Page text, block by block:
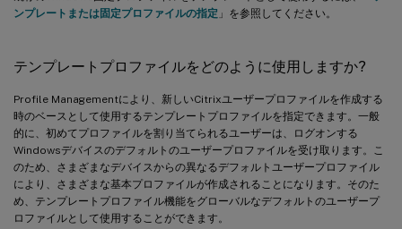
ンプレートまたは固定プロファイルの指定 」を参照してください。
テンプレートプロファイルをどのように使用しますか?
Profile Managementにより、新しいCitrixユーザープロファイルを作成する
時のベースとして使用するテンプレートプロファイルを指定できます。一般
的に、初めてプロファイルを割り当てられるユーザーは、ログオンする
Windowsデバイスのデフォルトのユーザープロファイルを受け取ります。こ
のため、さまざまなデバイスからの異なるデフォルトユーザープロファイル
により、さまざまな基本プロファイルが作成されることになります。そのた
め、テンプレートプロファイル機能をグローバルなデフォルトのユーザープ
ロファイルとして使用することができます。